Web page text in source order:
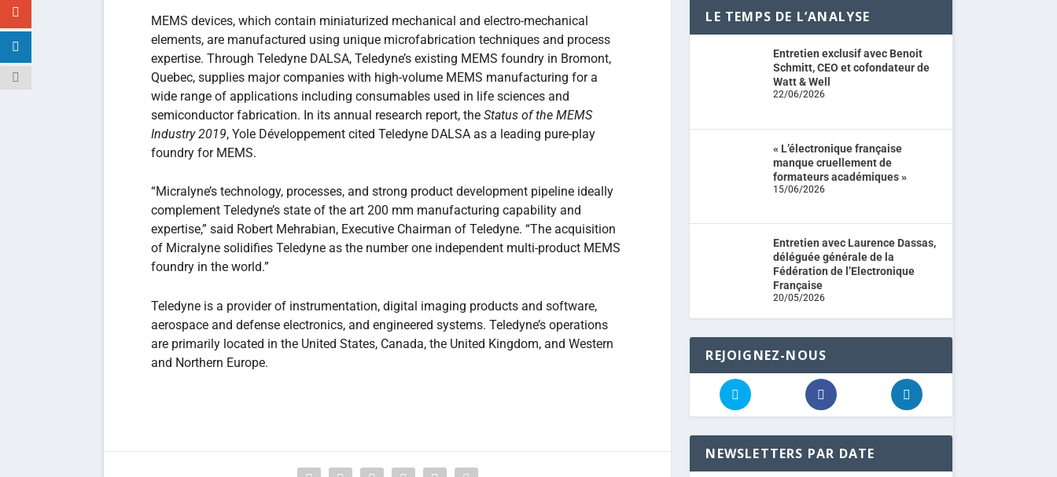
MEMS devices, which contain miniaturized mechanical and electro-mechanical
elements, are manufactured using unique microfabrication techniques and process
expertise. Through Teledyne DALSA, Teledyne’s existing MEMS foundry in Bromont,
Quebec, supplies major companies with high-volume MEMS manufacturing for a
wide range of applications including consumables used in life sciences and
semiconductor fabrication. In its annual research report, the Status of the MEMS
Industry 2019, Yole Développement cited Teledyne DALSA as a leading pure-play
foundry for MEMS.
“Micralyne’s technology, processes, and strong product development pipeline ideally
complement Teledyne’s state of the art 200 mm manufacturing capability and
expertise,” said Robert Mehrabian, Executive Chairman of Teledyne. “The acquisition
of Micralyne solidifies Teledyne as the number one independent multi-product MEMS
foundry in the world.”
Teledyne is a provider of instrumentation, digital imaging products and software,
aerospace and defense electronics, and engineered systems. Teledyne’s operations
are primarily located in the United States, Canada, the United Kingdom, and Western
and Northern Europe.
LE TEMPS DE L’ANALYSE
Entretien exclusif avec Benoit
Schmitt, CEO et cofondateur de
Watt & Well
22/06/2026
« L’électronique française
manque cruellement de
formateurs académiques »
15/06/2026
Entretien avec Laurence Dassas,
déléguée générale de la
Fédération de l’Electronique
Française
20/05/2026
REJOIGNEZ-NOUS
NEWSLETTERS PAR DATE